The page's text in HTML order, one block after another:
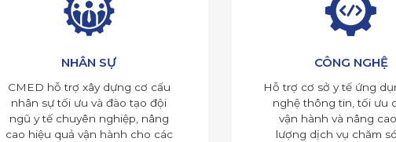
NHÂN SỰ
CMED hỗ trợ xây dựng cơ cấu
nhân sự tối ưu và đào tạo đội
ngũ y tế chuyên nghiệp, nâng
cao hiệu quả vận hành cho các
CÔNG NGHỆ
Hỗ trợ cơ sở y tế ứng
nghệ thông tin, tối ưu
vận hành và nâng
lượng dịch vụ chăm